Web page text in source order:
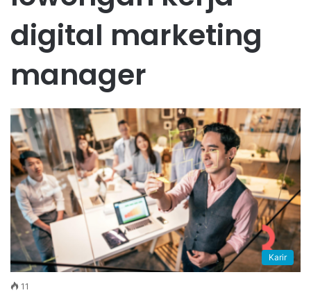
digital marketing
manager
Karir
11